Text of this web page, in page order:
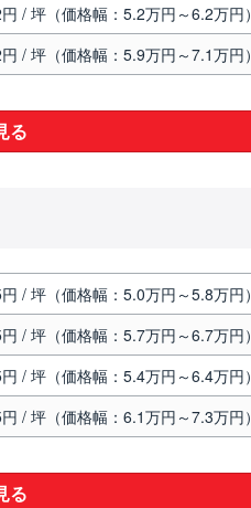
/ 坪（価格幅：5.2万円～6.2万円）
/ 坪（価格幅：5.9万円～7.1万円）
る
/ 坪（価格幅：5.0万円～5.8万円）
/ 坪（価格幅：5.7万円～6.7万円）
/ 坪（価格幅：5.4万円～6.4万円）
/ 坪（価格幅：6.1万円～7.3万円）
る